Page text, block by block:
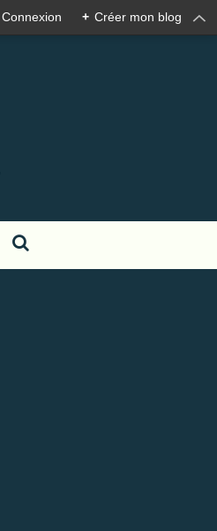
Connexion + Créer mon blog